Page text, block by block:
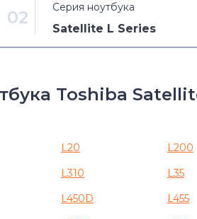
02 Серия ноутбука
Satellite L Series
Dynabook CX
Dynabook EX
Dynabook Qosmio
Toshiba
L20 L200
L310 L35
L450D L455